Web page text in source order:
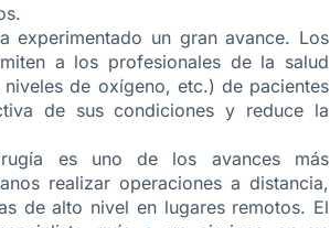
experimentado un gran avance. Los
a los profesionales de la salud
de oxígeno, etc.) de pacientes
de sus condiciones y reduce la
es uno de los avances más
realizar operaciones a distancia,
de alto nivel en lugares remotos. El